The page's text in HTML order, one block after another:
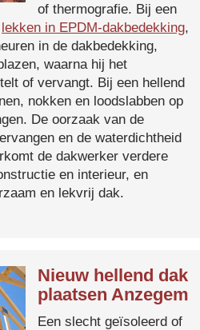
of thermografie. Bij een
lekken in EPDM-dakbedekking,
in de dakbedekking,
waarna hij het
of vervangt. Bij een hellend
nokken en loodslabben op
De oorzaak van de
en de waterdichtheid
de dakwerker verdere
en interieur, en
en lekvrij dak.
Nieuw hellend dak
plaatsen Anzegem
Een slecht geïsoleerd of